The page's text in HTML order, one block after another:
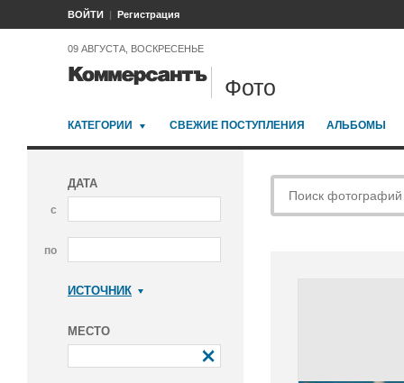
ВОЙТИ Регистрация
09 АВГУСТА, ВОСКРЕСЕНЬЕ
Фото
КАТЕГОРИИ СВЕЖИЕ ПОСТУПЛЕНИЯ АЛЬБОМЫ
ДАТА
с
по
ИСТОЧНИК
МЕСТО